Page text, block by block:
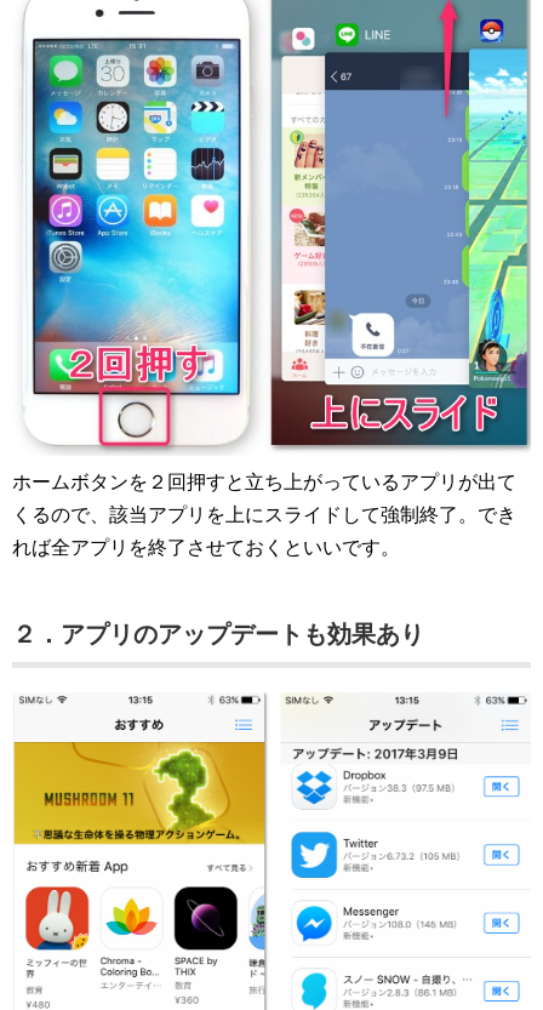
ホームボタンを２回押すと立ち上がっているアプリが出て
くるので、該当アプリを上にスライドして強制終了。でき
れば全アプリを終了させておくといいです。
２．アプリのアップデートも効果あり